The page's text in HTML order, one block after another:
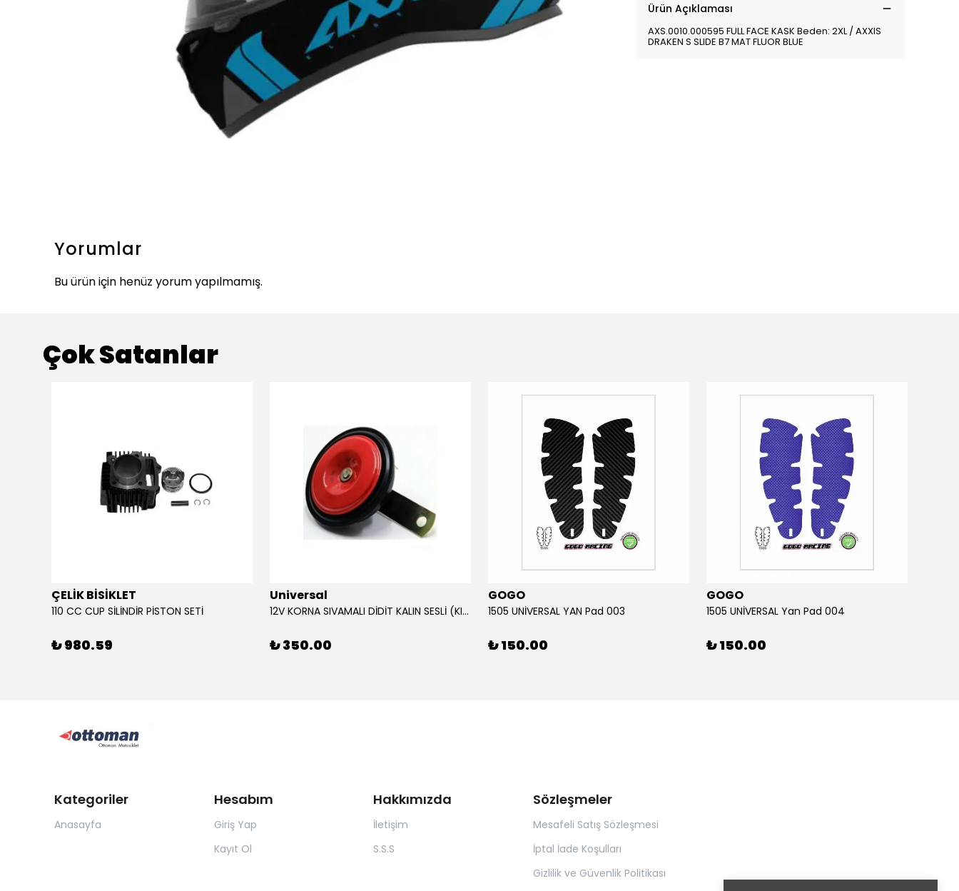
Ürün Açıklaması
AXS.0010.000595 FULL FACE KASK Beden: 2XL / AXXIS
DRAKEN S SLIDE B7 MAT FLUOR BLUE
Yorumlar
Bu ürün için henüz yorum yapılmamış.
Çok Satanlar
ÇELİK BİSİKLET
110 CC CUP SİLİNDİR PİSTON SETİ
₺ 980.59
Universal
12V KORNA SIVAMALI DİDİT KALIN SESLİ (KIRMIZI)
₺ 350.00
GOGO
1505 UNİVERSAL YAN Pad 003
₺ 150.00
GOGO
1505 UNİVERSAL Yan Pad 004
₺ 150.00
Kategoriler
Anasayfa
Hesabım
Giriş Yap
Kayıt Ol
Hakkımızda
İletişim
S.S.S
Sözleşmeler
Mesafeli Satış Sözleşmesi
İptal İade Koşulları
Gizlilik ve Güvenlik Politikası